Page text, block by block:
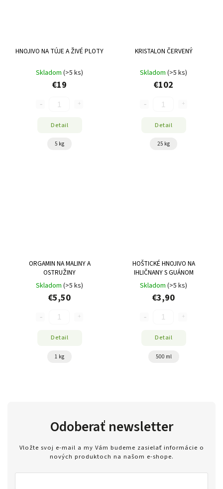
HNOJIVO NA TÚJE A ŽIVÉ PLOTY
Skladom (>5 ks)
€19
Detail
5 kg
KRISTALON ČERVENÝ
Skladom (>5 ks)
€102
Detail
25 kg
ORGAMIN NA MALINY A
OSTRUŽINY
Skladom (>5 ks)
€5,50
Detail
1 kg
HOŠTICKÉ HNOJIVO NA
IHLIČNANY S GUÁNOM
Skladom (>5 ks)
€3,90
Detail
500 ml
Odoberať newsletter
Vložte svoj e-mail a my Vám budeme zasielať informácie o
nových produktoch na našom e-shope.